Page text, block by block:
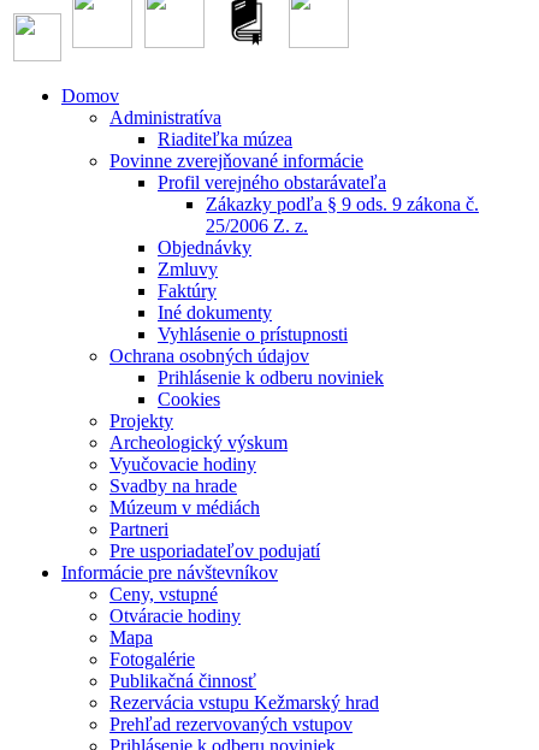
Domov
Administratíva
Riaditeľka múzea
Povinne zverejňované informácie
Profil verejného obstarávateľa
Zákazky podľa § 9 ods. 9 zákona č.
25/2006 Z. z.
Objednávky
Zmluvy
Faktúry
Iné dokumenty
Vyhlásenie o prístupnosti
Ochrana osobných údajov
Prihlásenie k odberu noviniek
Cookies
Projekty
Archeologický výskum
Vyučovacie hodiny
Svadby na hrade
Múzeum v médiách
Partneri
Pre usporiadateľov podujatí
Informácie pre návštevníkov
Ceny, vstupné
Otváracie hodiny
Mapa
Fotogalérie
Publikačná činnosť
Rezervácia vstupu Kežmarský hrad
Prehľad rezervovaných vstupov
Prihlásenie k odberu noviniek